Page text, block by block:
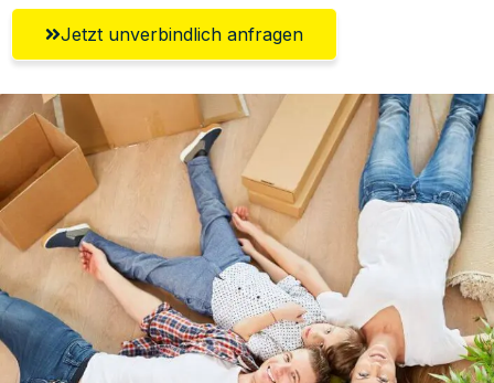
Jetzt unverbindlich anfragen